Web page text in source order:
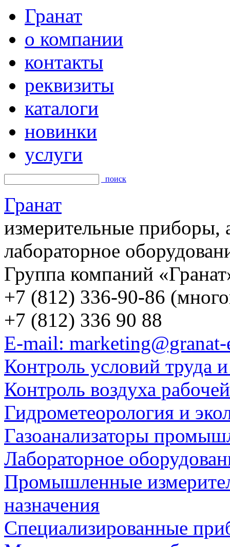
Гранат
о компании
контакты
реквизиты
каталоги
новинки
услуги
поиск
Гранат
измерительные приборы,
лабораторное
Группа компаний
+7 (812) 336-90-86
+7 (812) 336 90 88
E-mail:
Контроль условий труда
Контроль воздуха
Гидрометеорология и
Газоанализаторы
Лабораторное
Промышленные
назначения
Специализированные